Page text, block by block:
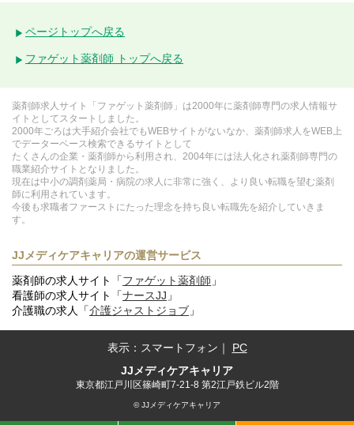
ページトップへ戻る
ファゲット薬剤師 トップへ戻る
薬剤師求人サイト「ファゲット薬剤師」は2000年に薬剤師専門の求人情報サ
イトとしてスタートしました。
2000年ごろは大手紹介会社でもWEBサイトがないなか、薬剤師求人をWEB上
でデーターベース検索できるサイトとして
たくさんの企業・薬剤師から利用され、2004年には法人化され薬剤師専門の
職業紹介サイトとなりました。
現在は中小の調剤薬局・病院の求人に非常に強く、より良い転職を望む薬剤
師に利用されています。
今後も求職者ファーストにたった理念を持ち良い転職先を紹介していきま
す。
JJメディケアキャリアの運営サービス
薬剤師の求人サイト「ファゲット薬剤師 」
看護師の求人サイト「ナースJJ 」
介護職の求人「介護ジャストジョブ 」
表示： スマートフォン ｜ PC
JJメディケアキャリア
東京都江戸川区篠崎町7-21-8 第2江戸鉄ビル2階
© JJメディケアキャリア